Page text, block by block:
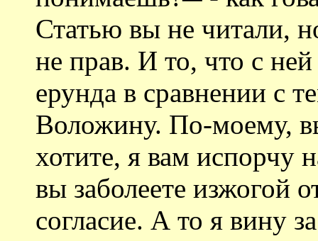
Статью вы не читали,
не прав. И то, что с
ерунда в сравнении с
Воложину. По-моему,
хотите, я вам испорчу
вы заболеете изжогой
согласие. А то я вину